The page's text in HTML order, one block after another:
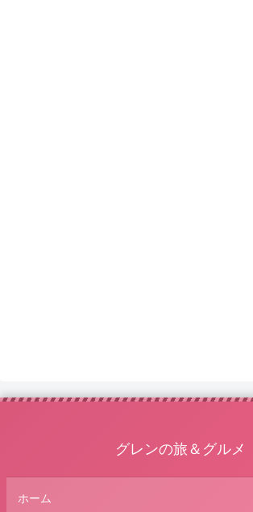
グレンの旅＆グルメ
ホーム